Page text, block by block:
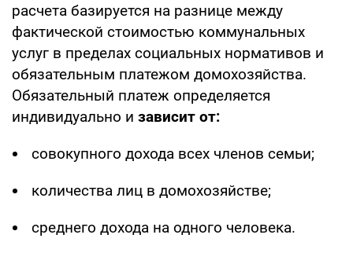
расчета базируется на разнице между
фактической стоимостью коммунальных
услуг в пределах социальных нормативов и
обязательным платежом домохозяйства.
Обязательный платеж определяется
индивидуально и зависит от:
совокупного дохода всех членов семьи;
количества лиц в домохозяйстве;
среднего дохода на одного человека.